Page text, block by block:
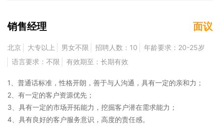
销售经理 面议
北京 大专以上 男女不限 招聘人数：10
年龄要求：20-25岁
语言要求：不限
有效期至：长期有效
1、普通话标准，性格开朗，善于与人沟通，具有一定的亲和力；
2、有一定的客户资源优先；
3、具有一定的市场开拓能力，挖掘客户潜在需求能力；
4、具有良好的客户服务意识，高度的责任感。